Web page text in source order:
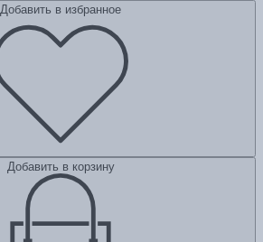
Добавить в избранное
Добавить в корзину